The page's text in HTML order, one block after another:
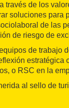
través de los
soluciones
de las
de riesgo de
de trabajo
estratégica
o RSC en la
al sello de